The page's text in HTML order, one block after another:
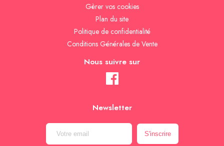
Gèrer vos cookies
Plan du site
Politique de confidentialité
Conditions Générales de Vente
Nous suivre sur
Newsletter